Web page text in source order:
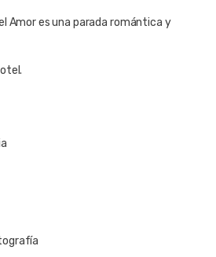
Amor es una parada romántica y